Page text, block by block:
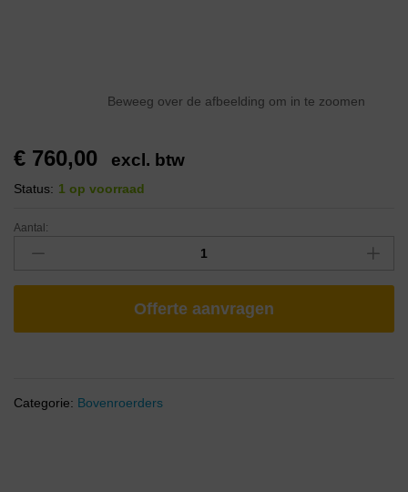
Beweeg over de afbeelding om in te zoomen
€ 760,00 excl. btw
Status: 1 op voorraad
Aantal:
Offerte aanvragen
Categorie: Bovenroerders